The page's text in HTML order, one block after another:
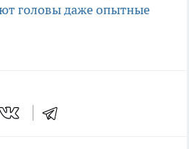
головы даже опытные